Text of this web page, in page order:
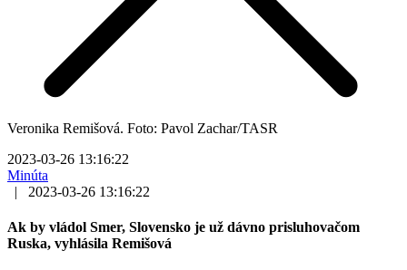
Veronika Remišová. Foto: Pavol Zachar/TASR
2023-03-26 13:16:22
Minúta
|
2023-03-26 13:16:22
Ak by vládol Smer, Slovensko je už dávno prisluhovačom
Ruska, vyhlásila Remišová